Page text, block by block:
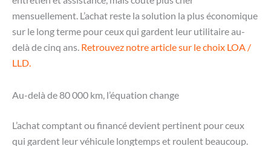
mensuellement. L’achat reste la solution la plus économique
sur le long terme pour ceux qui gardent leur utilitaire au-
delà de cinq ans. Retrouvez notre article sur le choix LOA /
LLD.
Au-delà de 80 000 km, l’équation change
L’achat comptant ou financé devient pertinent pour ceux
qui gardent leur véhicule longtemps et roulent beaucoup.